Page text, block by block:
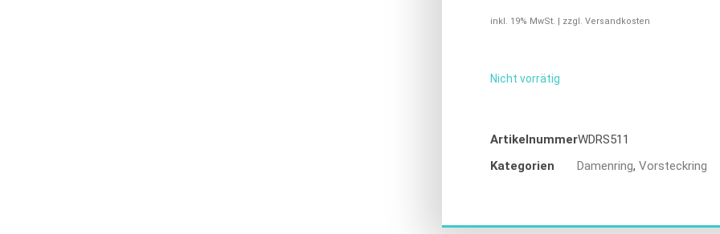
inkl. 19% MwSt. | zzgl. Versandkosten
Nicht vorrätig
ArtikelnummerWDRS511
Kategorien
Damenring, Vorsteckring